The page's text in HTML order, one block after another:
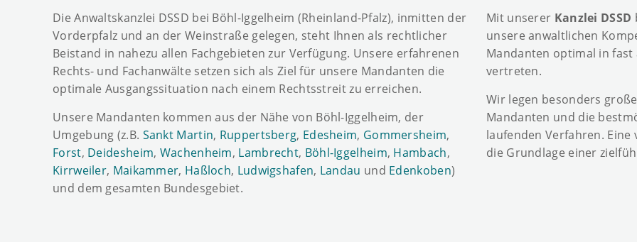
Die Anwaltskanzlei DSSD bei Böhl-Iggelheim (Rheinland-Pfalz), inmitten der
Vorderpfalz und an der Weinstraße gelegen, steht Ihnen als rechtlicher
Beistand in nahezu allen Fachgebieten zur Verfügung. Unsere erfahrenen
Rechts- und Fachanwälte setzen sich als Ziel für unsere Mandanten die
optimale Ausgangssituation nach einem Rechtsstreit zu erreichen.
Unsere Mandanten kommen aus der Nähe von Böhl-Iggelheim, der
Umgebung (z.B. Sankt Martin, Ruppertsberg, Edesheim, Gommersheim,
Forst, Deidesheim, Wachenheim, Lambrecht, Böhl-Iggelheim, Hambach,
Kirrweiler, Maikammer, Haßloch, Ludwigshafen, Landau und Edenkoben)
und dem gesamten Bundesgebiet.
Mit unserer Kanzlei DSSD
unsere anwaltlichen
Mandanten optimal in fast
vertreten.
Wir legen besonders
Mandanten und die
laufenden Verfahren.
die Grundlage einer